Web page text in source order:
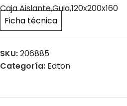
Caja Aislante,Guia,120x200x160
Ficha técnica
SKU:206885
Categoría: Eaton